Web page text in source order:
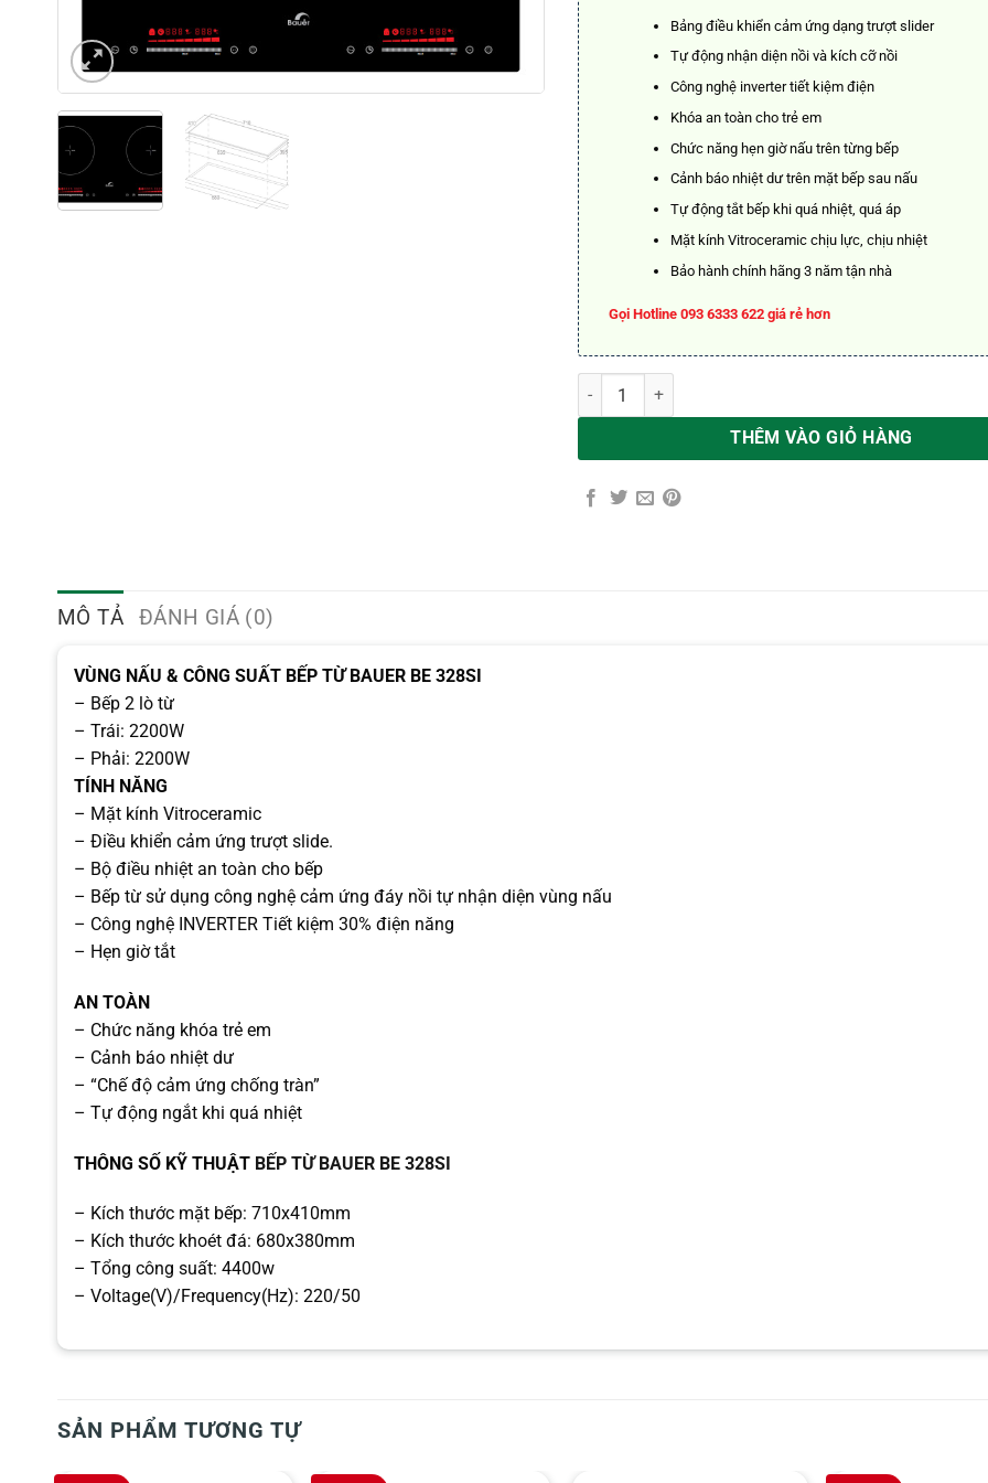
Bảng điều khiển cảm ứng dạng trượt slider
Tự động nhận diện nồi và kích cỡ nồi
Công nghệ inverter tiết kiệm điện
Khóa an toàn cho trẻ em
Chức năng hẹn giờ nấu trên từng bếp
Cảnh báo nhiệt dư trên mặt bếp sau nấu
Tự động tắt bếp khi quá nhiệt, quá áp
Mặt kính Vitroceramic chịu lực, chịu nhiệt
Bảo hành chính hãng 3 năm tận nhà
Gọi Hotline 093 6333 622 giá rẻ hơn
BẾP TỪ BAUER BE 328SI số lượng
THÊM VÀO GIỎ HÀNG
MÔ TẢ ĐÁNH GIÁ (0)
VÙNG NẤU & CÔNG SUẤT BẾP TỪ BAUER BE 328SI
– Bếp 2 lò từ
– Trái: 2200W
– Phải: 2200W
TÍNH NĂNG
– Mặt kính Vitroceramic
– Ðiều khiển cảm ứng trượt slide.
– Bộ điều nhiệt an toàn cho bếp
– Bếp từ sử dụng công nghệ cảm ứng đáy nồi tự nhận diện vùng nấu
– Công nghệ INVERTER Tiết kiệm 30% điện năng
– Hẹn giờ tắt
AN TOÀN
– Chức năng khóa trẻ em
– Cảnh báo nhiệt dư
– “Chế độ cảm ứng chống tràn”
– Tự động ngắt khi quá nhiệt
THÔNG SỐ KỸ THUẬT BẾP TỪ BAUER BE 328SI
– Kích thước mặt bếp: 710x410mm
– Kích thước khoét đá: 680x380mm
– Tổng công suất: 4400w
– Voltage(V)/Frequency(Hz): 220/50
SẢN PHẨM TƯƠNG TỰ